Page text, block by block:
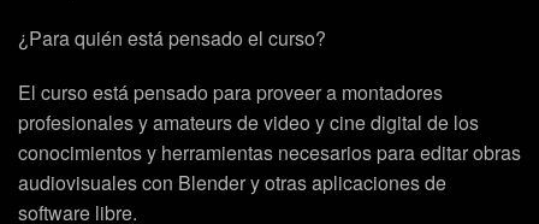
¿Para quién está pensado el curso?
El curso está pensado para proveer a montadores
profesionales y amateurs de video y cine digital de los
conocimientos y herramientas necesarios para editar obras
audiovisuales con Blender y otras aplicaciones de
software libre.